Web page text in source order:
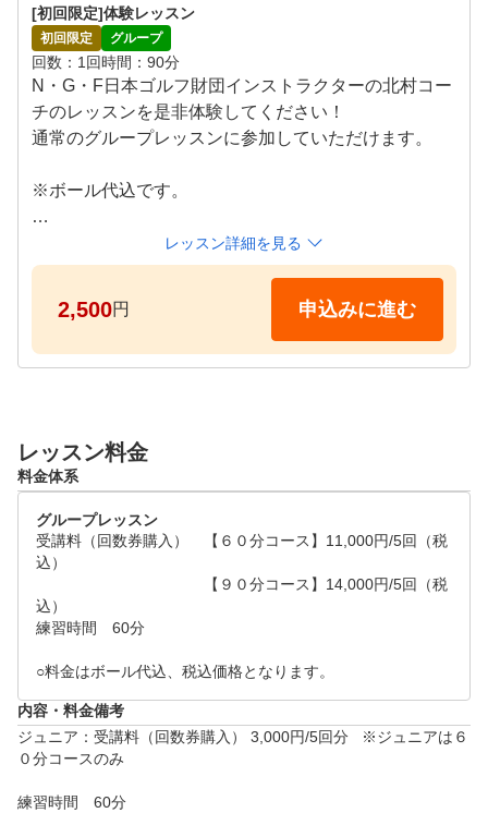
[初回限定]体験レッスン
初回限定 グループ
回数 1回時間 90分
N・G・F日本ゴルフ財団インストラクターの北村コー
チのレッスンを是非体験してください！
通常のグループレッスンに参加していただけます。
※ボール代込です。
＜スケジュール＞
【昼の部】 14:00-15:30　【夜の部】 18:15-21:00
レッスン詳細を見る
2,500円 申込みに進む
レッスン料金
料金体系
グループレッスン
受講料（回数券購入）　【６０分コース】11,000円/5回（税
込）
【９０分コース】14,000円/5回（税
込）
練習時間　60分
○料金はボール代込、税込価格となります。
内容・料金備考
ジュニア：受講料（回数券購入） 3,000円/5回分   ※ジュニアは６
０分コースのみ
練習時間　60分